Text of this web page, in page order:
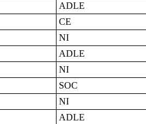
ADLE
CE
NI
ADLE
NI
SOC
NI
ADLE